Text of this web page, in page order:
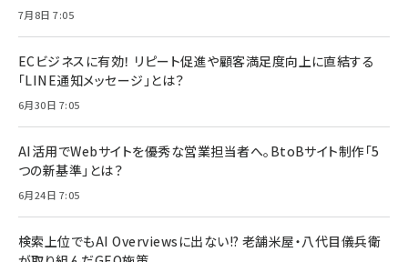
7月8日 7:05
ECビジネスに有効！ リピート促進や顧客満足度向上に直結する
「LINE通知メッセージ」とは？
6月30日 7:05
AI活用でWebサイトを優秀な営業担当者へ。BtoBサイト制作「5
つの新基準」とは？
6月24日 7:05
検索上位でもAI Overviewsに出ない!? 老舗米屋・八代目儀兵衛